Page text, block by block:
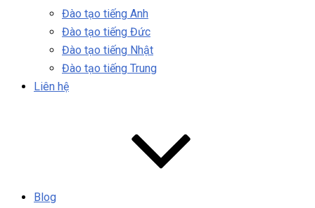
Đào tạo tiếng Anh
Đào tạo tiếng Đức
Đào tạo tiếng Nhật
Đào tạo tiếng Trung
Liên hệ
Blog